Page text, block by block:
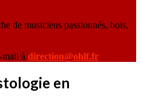
de musiciens passionnés, bois,
mail à direction@ohlf.fr
en